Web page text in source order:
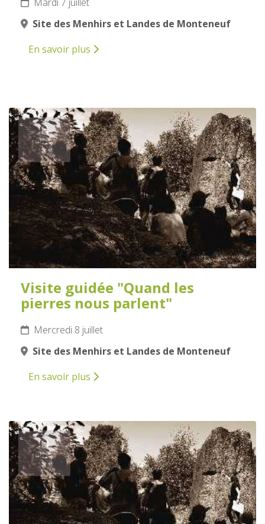
Site des Menhirs et Landes de Monteneuf
En savoir plus
8
JUILLET
2026
Visite guidée "Quand les
pierres nous parlent"
Mercredi 8 juillet
Site des Menhirs et Landes de Monteneuf
En savoir plus
9
JUILLET
2026